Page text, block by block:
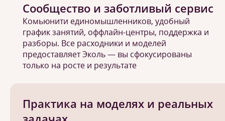
Практика на моделях и реальных
Сообщество и заботливый сервис
Комьюнити единомышленников, удобный
график занятий, оффлайн-центры, поддержка и
разборы. Все расходники и моделей
предоставляет Эколь — вы сфокусированы
только на росте и результате